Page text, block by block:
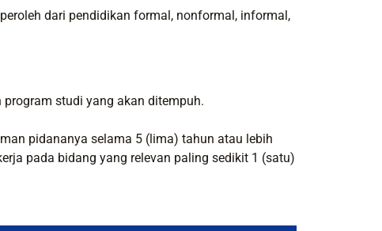
dari pendidikan formal, nonformal, informal,
studi yang akan ditempuh.
pidananya selama 5 (lima) tahun atau lebih
pada bidang yang relevan paling sedikit 1 (satu)